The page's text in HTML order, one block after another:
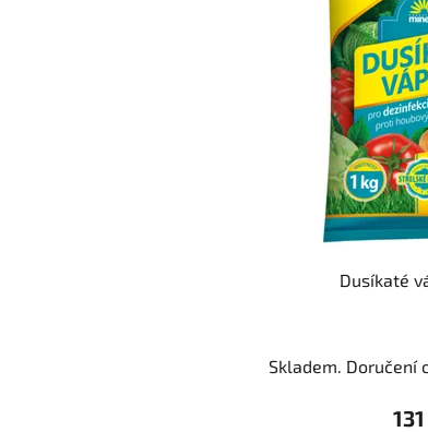
Dusíkaté
Skladem. Doručení